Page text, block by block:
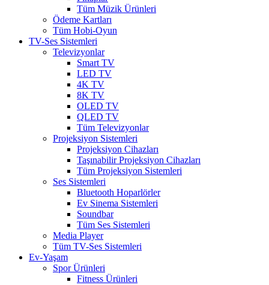
Tüm Müzik Ürünleri
Ödeme Kartları
Tüm Hobi-Oyun
TV-Ses Sistemleri
Televizyonlar
Smart TV
LED TV
4K TV
8K TV
OLED TV
QLED TV
Tüm Televizyonlar
Projeksiyon Sistemleri
Projeksiyon Cihazları
Taşınabilir Projeksiyon Cihazları
Tüm Projeksiyon Sistemleri
Ses Sistemleri
Bluetooth Hoparlörler
Ev Sinema Sistemleri
Soundbar
Tüm Ses Sistemleri
Media Player
Tüm TV-Ses Sistemleri
Ev-Yaşam
Spor Ürünleri
Fitness Ürünleri